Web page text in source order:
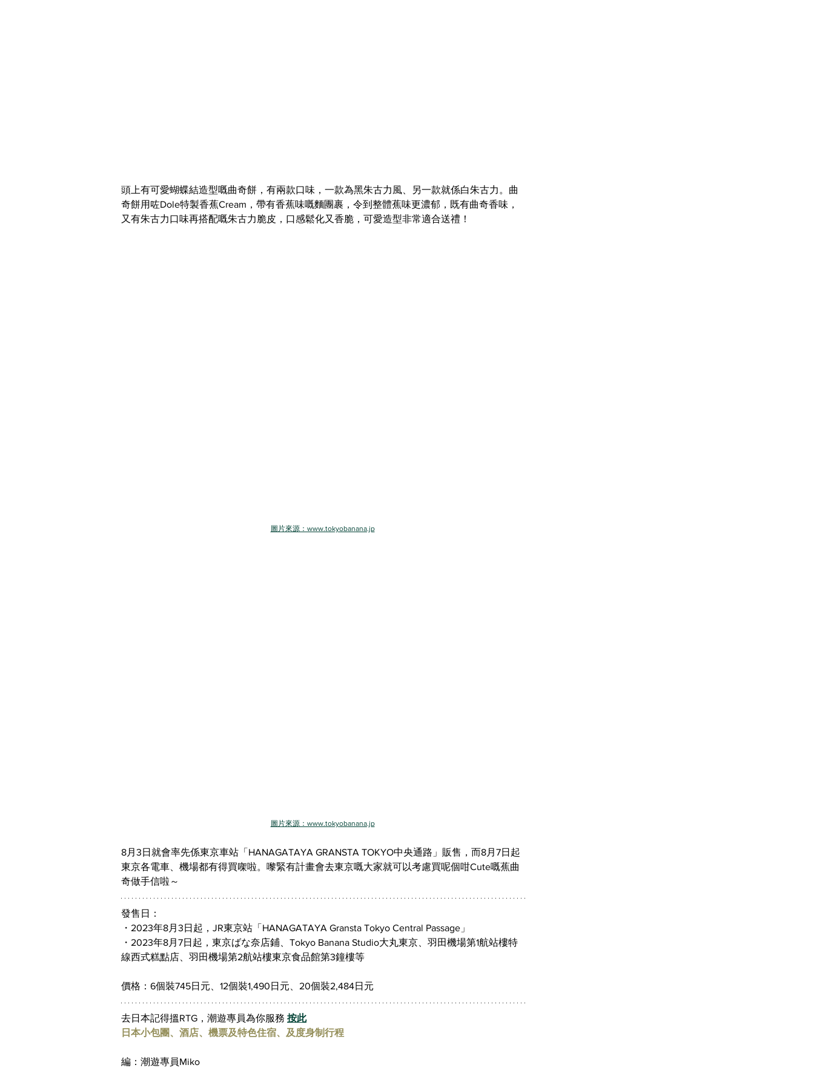
頭上有可愛蝴蝶結造型嘅曲奇餅，有兩款口味，一款為黑朱古力風、另一款就係白朱古力。曲
奇餅用咗Dole特製香蕉Cream，帶有香蕉味嘅麵團裹，令到整體蕉味更濃郁，既有曲奇香味，
又有朱古力口味再搭配嘅朱古力脆皮，口感鬆化又香脆，可愛造型非常適合送禮！
圖片來源：www.tokyobanana.jp
圖片來源：www.tokyobanana.jp
8月3日就會率先係東京車站 「HANAGATAYA GRANSTA TOKYO中央通路 」販售，而8月7日起
東京各電車、機場都有得買㗎啦。嚟緊有計畫會去東京嘅大家就可以考慮買呢個咁Cute嘅蕉曲
奇做手信啦～
發售日：
・2023年8月3日起，JR東京站「HANAGATAYA Gransta Tokyo Central Passage」
・2023年8月7日起，東京ばな奈店鋪、Tokyo Banana Studio大丸東京、羽田機場第1航站樓特
線西式糕點店、羽田機場第2航站樓東京食品館第3鐘樓等
價格：6個裝745日元、12個裝1,490日元、20個裝2,484日元
去日本記得搵RTG，潮遊專員為你服務 按此
日本小包團、酒店、機票及特色住宿、及度身制行程
編：潮遊專員Miko